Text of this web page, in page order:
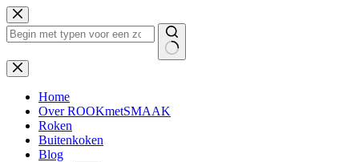
Ga
naar
de
Geen
resultaten
Home
Over ROOKmetSMAAK
Roken
Buitenkoken
Blog